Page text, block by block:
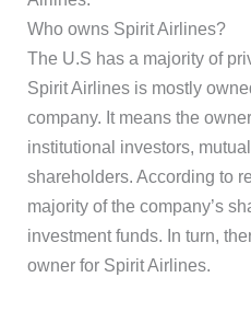
Who owns Spirit Airlines?
The U.S has a majority of
Spirit Airlines is mostly
company. It means the
institutional investors,
shareholders. According to
majority of the company’s
investment funds. In turn,
owner for Spirit Airlines.